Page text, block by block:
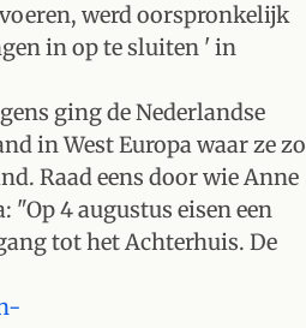
werd oorspronkelijk
in op te sluiten ' in
ging de Nederlandse
in West Europa waar ze zo
Raad eens door wie Anne
4 augustus eisen een
tot het Achterhuis. De